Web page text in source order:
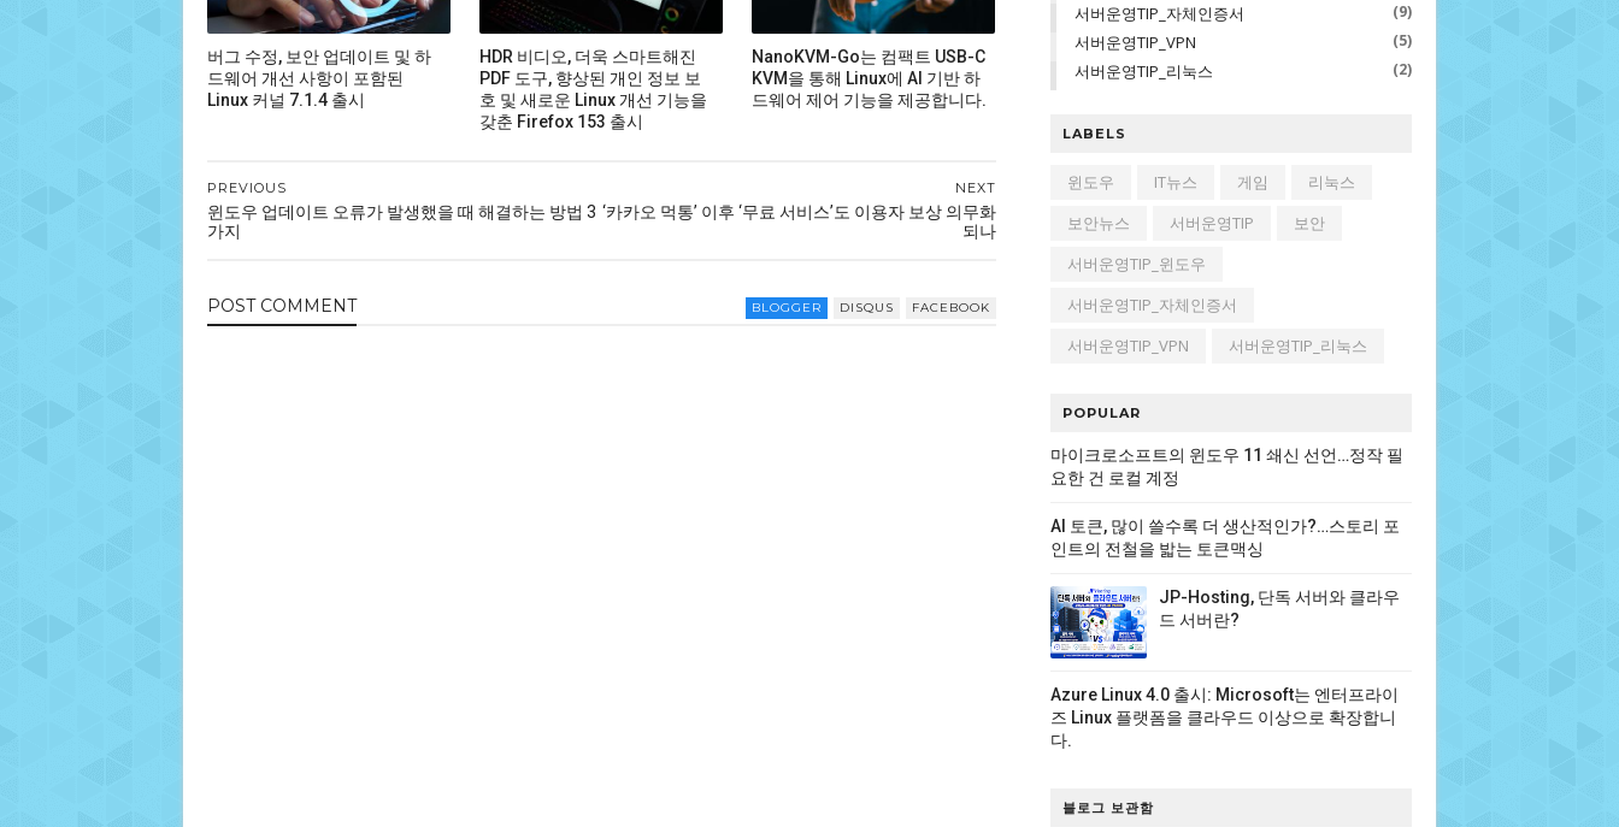
버그 수정, 보안 업데이트 및 하
드웨어 개선 사항이 포함된
Linux 커널 7.1.4 출시
HDR 비디오, 더욱 스마트해진
PDF 도구, 향상된 개인 정보 보
호 및 새로운 Linux 개선 기능을
갖춘 Firefox 153 출시
NanoKVM-Go는 컴팩트 USB-C
KVM을 통해 Linux에 AI 기반 하
드웨어 제어 기능을 제공합니다.
NEXT
‘카카오 먹통’ 이후 ‘무료 서비스’도 이용자 보상 의무화
되나
PREVIOUS
윈도우 업데이트 오류가 발생했을 때 해결하는 방법 3
가지
POST COMMENT BLOGGER DISQUS FACEBOOK
서버운영TIP_자체인증서 (9)
서버운영TIP_VPN (5)
서버운영TIP_리눅스 (2)
LABELS
윈도우 IT뉴스 게임
리눅스
보안뉴스
서버운영TIP
보안
서버운영TIP_윈도우
서버운영TIP_자체인증서
서버운영TIP_VPN
서버운영TIP_리눅스
POPULAR
마이크로소프트의 윈도우 11 쇄신 선언…정작 필
요한 건 로컬 계정
AI 토큰, 많이 쓸수록 더 생산적인가?…스토리 포
인트의 전철을 밟는 토큰맥싱
JP-Hosting, 단독 서버와 클라우
드 서버란?
Azure Linux 4.0 출시: Microsoft는 엔터프라이
즈 Linux 플랫폼을 클라우드 이상으로 확장합니
다.
블로그 보관함